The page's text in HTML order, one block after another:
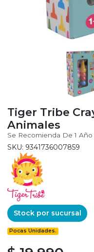
Tiger Tribe
Animales
Se Recomienda De 1 Año
SKU: 9341736007859
Stock por sucursal
Pocas Unidades.